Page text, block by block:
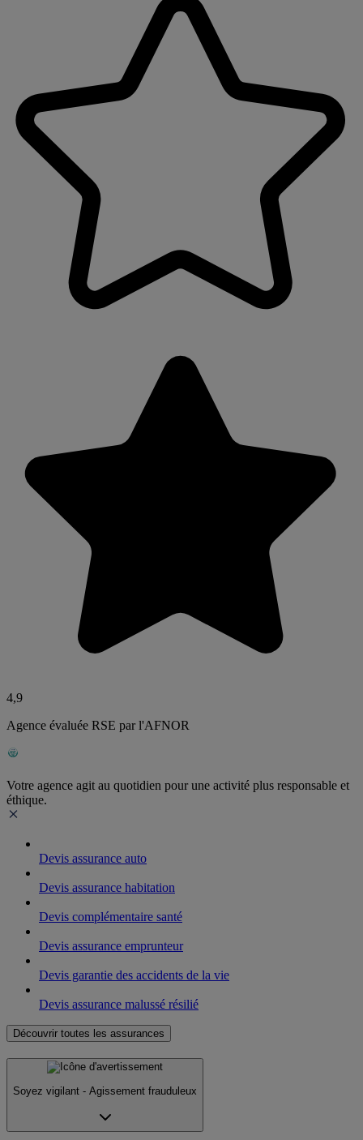
4,9
Agence évaluée RSE par l'AFNOR
Votre agence agit au quotidien pour une activité plus responsable et
éthique.
Devis assurance auto
Devis assurance habitation
Devis complémentaire santé
Devis assurance emprunteur
Devis garantie des accidents de la vie
Devis assurance malussé résilié
Découvrir toutes les assurances
Soyez vigilant - Agissement frauduleux